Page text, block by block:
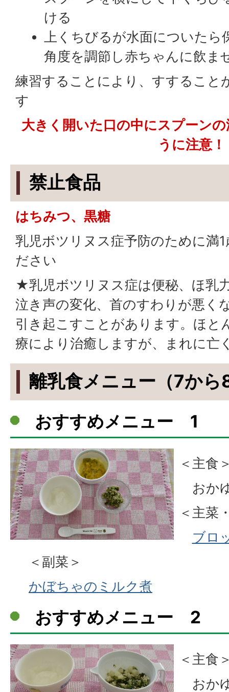
ける
上くちびるが水面についたら
角度を調節し赤ちゃんに飲ま
練習することにより、すすること
す
大きく開いた口の中にスプーン
うに注意！
禁止食品
はちみつ、黒糖
乳児ボツリヌス症予防のために満
ださい
★乳児ボツリヌス症は便秘、ほ乳
泣き声の変化、首のすわりが悪く
引き起こすことがあります。ほと
療により治癒しますが、まれに亡
離乳食メニュー（7から
おすすめメニュー 1
＜主食
おか
＜主菜
ブロ
＜副菜＞
かぼちゃのミルク煮
おすすめメニュー 2
＜主食
おか